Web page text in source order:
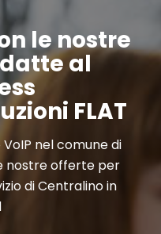
le nostre
al
FLAT
nel comune di
nostre offerte per
di Centralino in